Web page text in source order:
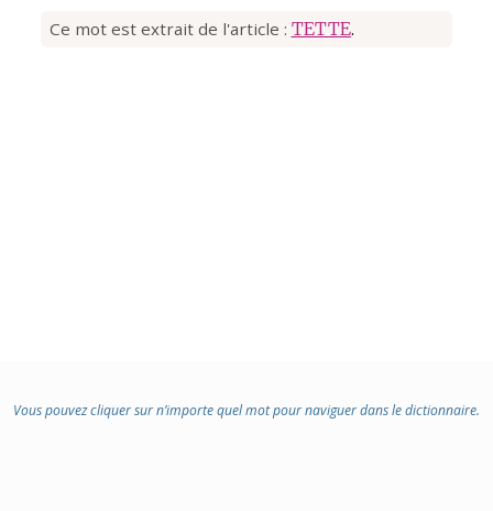
Ce mot est extrait de l'article : TETTE.
Vous pouvez cliquer sur n’importe quel mot pour naviguer dans le dictionnaire.